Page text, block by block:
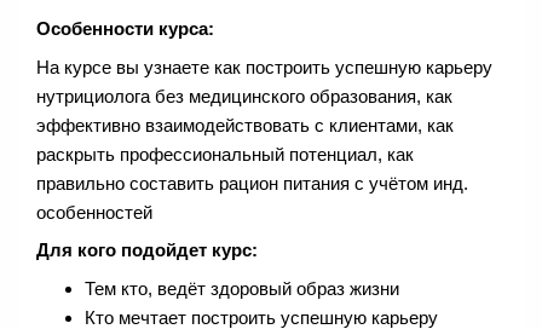
Особенности курса:
На курсе вы узнаете как построить успешную карьеру
нутрициолога без медицинского образования, как
эффективно взаимодействовать с клиентами, как
раскрыть профессиональный потенциал, как
правильно составить рацион питания с учётом инд.
особенностей
Для кого подойдет курс:
Тем кто, ведёт здоровый образ жизни
Кто мечтает построить успешную карьеру